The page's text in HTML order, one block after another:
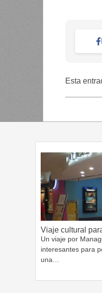
Esta
Viaje cultural
Un viaje por
interesantes para
una…